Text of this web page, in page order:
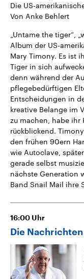
Die US-
Von Anke Behlert
„Untame the tiger“,
Album der US-
Mary Timony. Es ist
Tiger in sich
denn während der
pflegebedürftigen
Entscheidungen in
kreative Belange im
zu machen, habe ihr
rückblickend.
den frühen 90ern
wie Autoclave,
gerade selbst
nächste Generation
Band Snail Mail ihre
16:00 Uhr
Die Nachrichten